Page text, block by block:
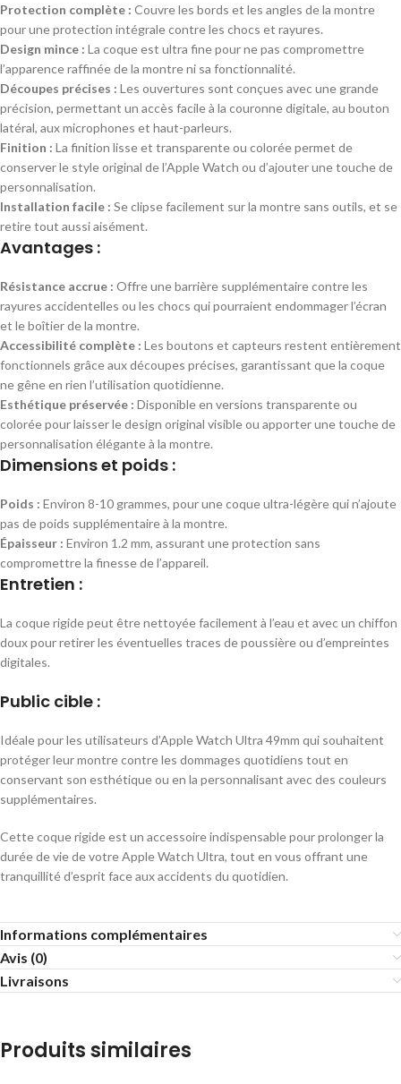
Protection complète : Couvre les bords et les angles de la montre
pour une protection intégrale contre les chocs et rayures.
Design mince : La coque est ultra fine pour ne pas compromettre
l’apparence raffinée de la montre ni sa fonctionnalité.
Découpes précises : Les ouvertures sont conçues avec une grande
précision, permettant un accès facile à la couronne digitale, au bouton
latéral, aux microphones et haut-parleurs.
Finition : La finition lisse et transparente ou colorée permet de
conserver le style original de l’Apple Watch ou d’ajouter une touche de
personnalisation.
Installation facile : Se clipse facilement sur la montre sans outils, et se
retire tout aussi aisément.
Avantages :
Résistance accrue : Offre une barrière supplémentaire contre les
rayures accidentelles ou les chocs qui pourraient endommager l’écran
et le boîtier de la montre.
Accessibilité complète : Les boutons et capteurs restent entièrement
fonctionnels grâce aux découpes précises, garantissant que la coque
ne gêne en rien l’utilisation quotidienne.
Esthétique préservée : Disponible en versions transparente ou
colorée pour laisser le design original visible ou apporter une touche de
personnalisation élégante à la montre.
Dimensions et poids :
Poids : Environ 8-10 grammes, pour une coque ultra-légère qui n’ajoute
pas de poids supplémentaire à la montre.
Épaisseur : Environ 1.2 mm, assurant une protection sans
compromettre la finesse de l’appareil.
Entretien :
La coque rigide peut être nettoyée facilement à l’eau et avec un chiffon
doux pour retirer les éventuelles traces de poussière ou d’empreintes
digitales.
Public cible :
Idéale pour les utilisateurs d’Apple Watch Ultra 49mm qui souhaitent
protéger leur montre contre les dommages quotidiens tout en
conservant son esthétique ou en la personnalisant avec des couleurs
supplémentaires.
Cette coque rigide est un accessoire indispensable pour prolonger la
durée de vie de votre Apple Watch Ultra, tout en vous offrant une
tranquillité d’esprit face aux accidents du quotidien.
Informations complémentaires
Avis (0)
Livraisons
Produits similaires